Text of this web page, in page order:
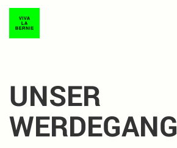
springen
SOLIDARISCHE KREDITE
PAT:IN WERDEN
UNSER
WERDEGANG